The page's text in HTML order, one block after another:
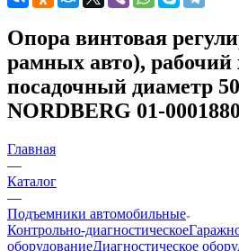
Опора винтовая
рамных авто), рабочий
посадочный диаметр
NORDBERG 01-
Главная
—
Каталог
—
Подъемники автомобильные
Контрольно-диагностическое
оборудованиеДиагностическое